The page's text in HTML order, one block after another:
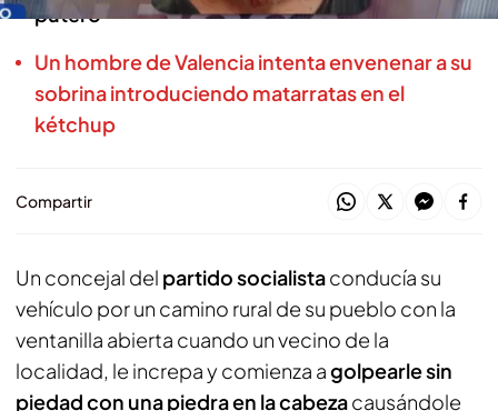
putero”
Un hombre de Valencia intenta envenenar a su
sobrina introduciendo matarratas en el
kétchup
Compartir
Un concejal del partido socialistaconducía su
vehículo por un camino rural de su pueblo con la
ventanilla abierta cuando un vecino de la
localidad, le increpa y comienza agolpearle sin
piedad con una piedra en la cabezacausándole